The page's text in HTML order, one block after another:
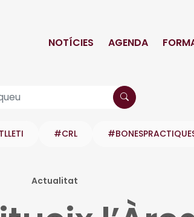
NOTÍCIES AGENDA
#CRL
Actualitat